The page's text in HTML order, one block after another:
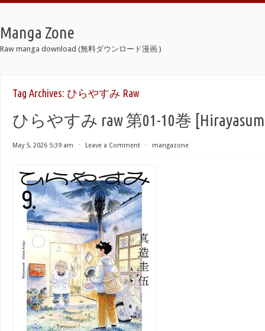
Manga Zone
Raw manga download (無料ダウンロード漫画 )
Tag Archives: ひらやすみ Raw
ひらやすみ raw 第01-10巻
May 5, 2026 5:39 am ⋅ Leave a Comment ⋅ mangazone